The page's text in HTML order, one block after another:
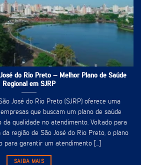
do Rio Preto – Melhor Plano de Saúde
Regional em SJRP
José do Rio Preto (SJRP) oferece uma
que buscam um plano de saúde
da qualidade no atendimento. Voltado para
região de São José do Rio Preto, o plano
para garantir um atendimento [...]
SAIBA MAIS